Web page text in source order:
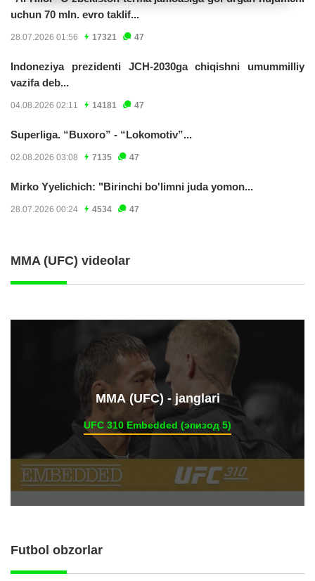
uchun 70 mln. evro taklif...
28.07.2026 01:56 17321 47
Indoneziya prezidenti JCH-2030ga chiqishni umummilliy
vazifa deb...
04.08.2026 02:11 14181 47
Superliga. “Buxoro” - “Lokomotiv”...
02.08.2026 03:08 7135 47
Mirko Yyelichich: "Birinchi bo'limni juda yomon...
28.07.2026 00:24 4534 47
MMA (UFC) videolar
ММА (UFC) - janglari
UFC 310 Embedded (эпизод 5)
Futbol obzorlar